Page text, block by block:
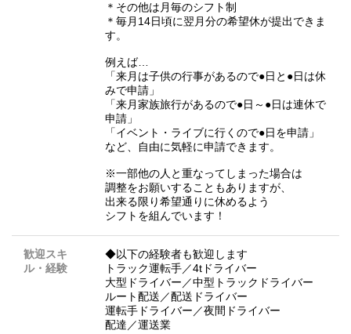
＊その他は月毎のシフト制
＊毎月14日頃に翌月分の希望休が提出できま
す。
例えば…
「来月は子供の行事があるので●日と●日は休
みで申請」
「来月家族旅行があるので●日～●日は連休で
申請」
「イベント・ライブに行くので●日を申請」
など、自由に気軽に申請できます。
※一部他の人と重なってしまった場合は
調整をお願いすることもありますが、
出来る限り希望通りに休めるよう
シフトを組んでいます！
歓迎スキ
ル・経験
◆以下の経験者も歓迎します
トラック運転手／4tドライバー
大型ドライバー／中型トラックドライバー
ルート配送／配送ドライバー
運転手ドライバー／夜間ドライバー
配達／運送業